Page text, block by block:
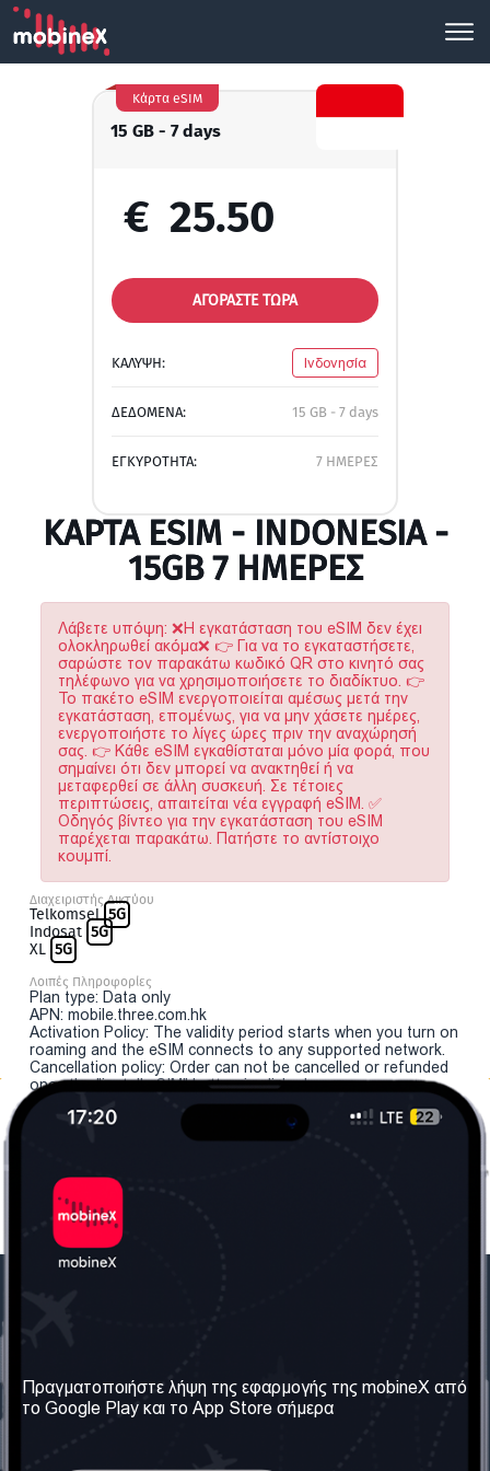
15 GB - 7 days
Κάρτα eSIM
€ 25.50
ΑΓΟΡΑΣΤΕ ΤΩΡΑ
ΚΑΛΥΨΗ: Ινδονησία
ΔΕΔΟΜΕΝΑ: 15 GB - 7 days
ΕΓΚΥΡΟΤΗΤΑ: 7 ΗΜΕΡΕΣ
ΚΆΡΤΑ ESIM - INDONESIA -
15GB 7 ΗΜΕΡΕΣ
Λάβετε υπόψη: ❌Η εγκατάσταση του eSIM δεν έχει
ολοκληρωθεί ακόμα❌ 👉 Για να το εγκαταστήσετε,
σαρώστε τον παρακάτω κωδικό QR στο κινητό σας
τηλέφωνο για να χρησιμοποιήσετε το διαδίκτυο. 👉
Το πακέτο eSIM ενεργοποιείται αμέσως μετά την
εγκατάσταση, επομένως, για να μην χάσετε ημέρες,
ενεργοποιήστε το λίγες ώρες πριν την αναχώρησή
σας. 👉 Κάθε eSIM εγκαθίσταται μόνο μία φορά, που
σημαίνει ότι δεν μπορεί να ανακτηθεί ή να
μεταφερθεί σε άλλη συσκευή. Σε τέτοιες
περιπτώσεις, απαιτείται νέα εγγραφή eSIM. ✅
Οδηγός βίντεο για την εγκατάσταση του eSIM
παρέχεται παρακάτω. Πατήστε το αντίστοιχο
κουμπί.
Διαχειριστής Δικτύου
Telkomsel 5G
Indosat 5G
XL 5G
Λοιπές Πληροφορίες
Plan type: Data only
APN: mobile.three.com.hk
Activation Policy: The validity period starts when you turn on
roaming and the eSIM connects to any supported network.
Cancellation policy: Order can not be cancelled or refunded
once the "install eSIM" button is clicked.
Σχετικά με εμάς
Οι Υπηρεσίες μας
Όροι & Προϋποθέσεις
Πολιτική Απορρήτου
Πραγματοποιήστε λήψη της εφαρμογής της mobineX από
το Google Play και το App Store σήμερα